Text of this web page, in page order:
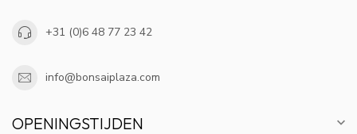
+31 (0)6 48 77 23 42
info@bonsaiplaza.com
OPENINGSTIJDEN